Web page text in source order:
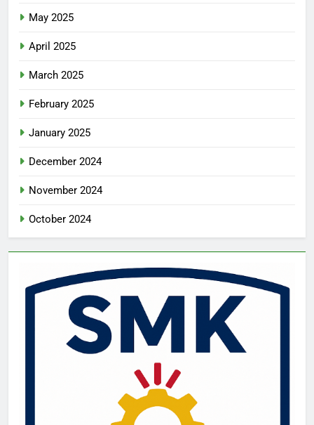
May 2025
April 2025
March 2025
February 2025
January 2025
December 2024
November 2024
October 2024